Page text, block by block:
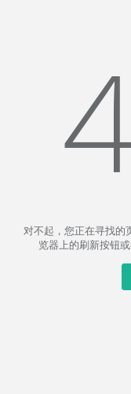
对不起，您正在寻找的
览器上的刷新按钮